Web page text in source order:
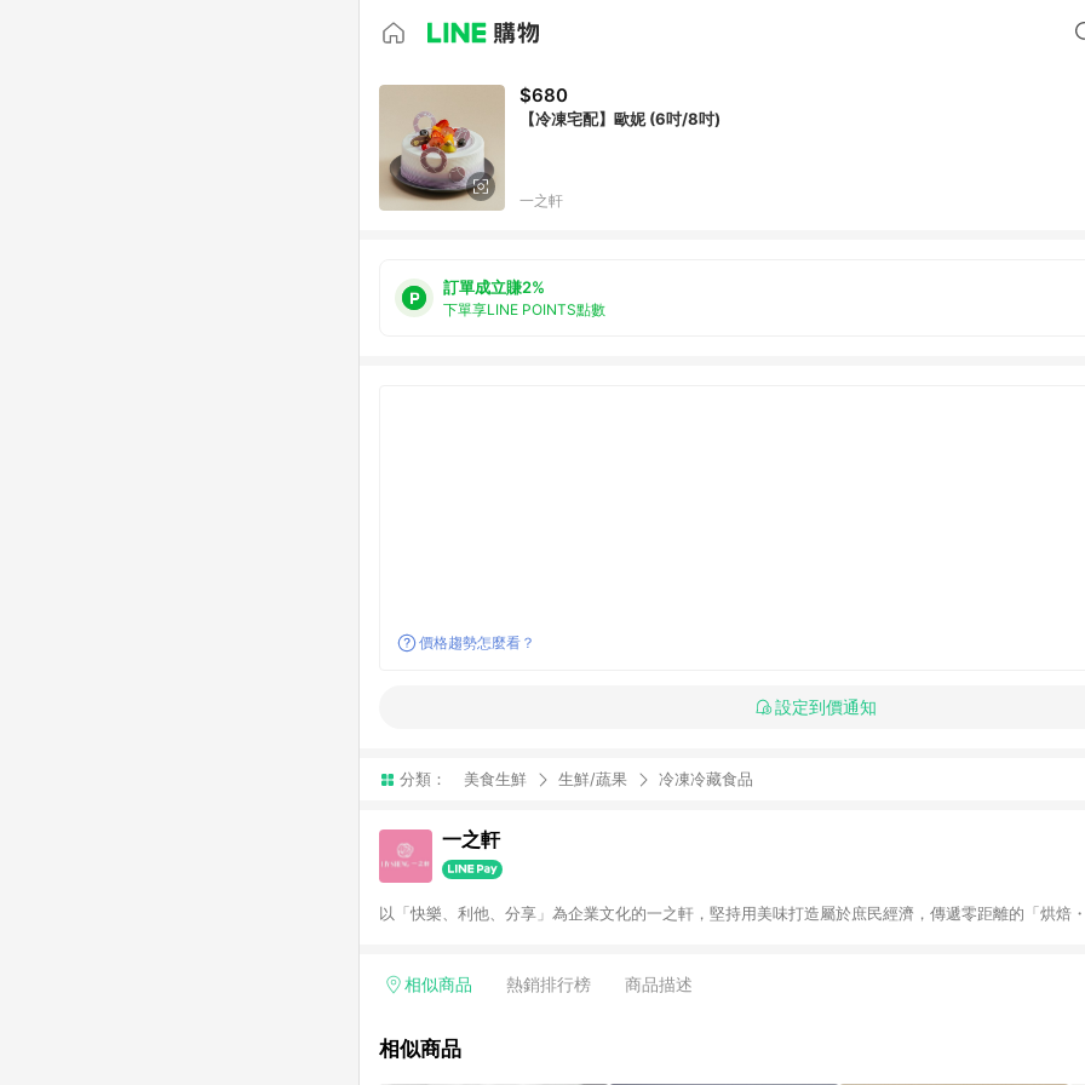
$680
【冷凍宅配】歐妮 (6吋/8吋)
一之軒
訂單成立賺2%
下單享LINE POINTS點數
價格趨勢怎麼看？
設定到價通知
分類： 美食生鮮 生鮮/蔬果 冷凍冷藏食品
一之軒
以「快樂、利他、分享」為企業文化的一之軒，堅持用美味打造屬於庶民經濟，傳遞零距離的「烘焙・
相似商品 熱銷排行榜 商品描述
相似商品